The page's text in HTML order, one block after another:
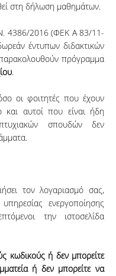
στη δήλωση μαθημάτων.
4386/2016 (ΦΕΚ Α 83/11-
έντυπων διδακτικών
πρόγραμμα
.
οι φοιτητές που έχουν
αυτοί που είναι ήδη
σπουδών δεν
τον λογαριασμό σας,
ενεργοποίησης
την ιστοσελίδα
κωδικούς ή δεν μπορείτε
ή δεν μπορείτε να